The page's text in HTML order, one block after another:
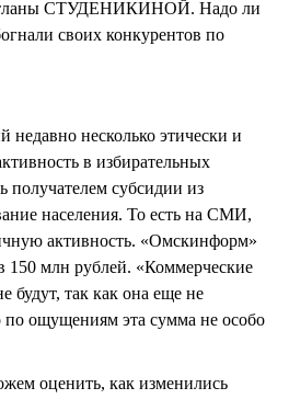
СТУДЕНИКИНОЙ. Надо ли
своих конкурентов по
несколько этически и
в избирательных
получателем субсидии из
населения. То есть на СМИ,
активность. «Омскинформ»
150 млн рублей. «Коммерческие
будут, так как она еще не
по ощущениям эта сумма не особо
оценить, как изменились